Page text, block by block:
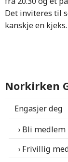
Det inviteres til
kanskje en kjeks.
Norkirken
Engasjer deg
Bli medlem
Frivillig